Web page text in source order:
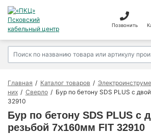
Позвонить
Главная Каталог товаров
них
Сверло
Бур по бетону SDS PLUS с
32910
Бур по бетону SDS PLUS с
резьбой 7х160мм FIT 32910